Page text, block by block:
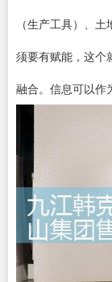
（生产工具）、
须要有赋能，这个
融合。信息可以作